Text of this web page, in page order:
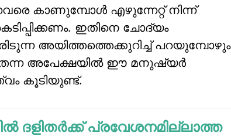
കാണുമ്പോള്‍ എഴുന്നേറ്റ് നിന്ന്
ഇതിനെ ചോദ്യം
അയിത്തത്തെക്കുറിച്ച് പറയുമ്പോഴും
അപേക്ഷയില്‍ ഈ മനുഷ്യര്‍
കൂടിയുണ്ട്.
ദളിതര്‍ക്ക് പ്രവേശനമില്ലാത്ത